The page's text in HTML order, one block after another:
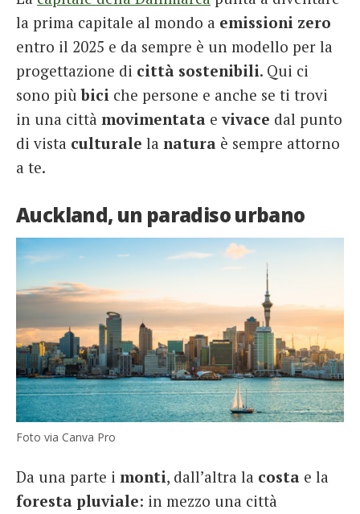
la prima capitale al mondo a emissioni zero
entro il 2025 e da sempre è un modello per la
progettazione di città sostenibili. Qui ci
sono piùbici che persone e anche se ti trovi
in una città movimentata evivace dal punto
di vista culturale la natura è sempre attorno
a te.
Auckland, un paradiso urbano
Foto via Canva Pro
Da una parte i monti, dall’altra la costa e la
foresta pluviale: in mezzo una città